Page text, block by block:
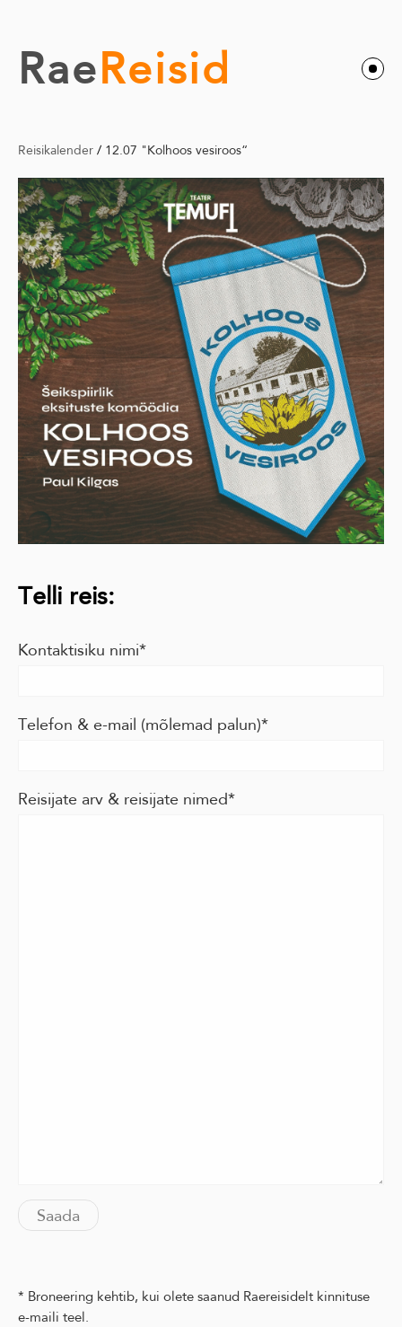
RaeReisid
Reisikalender / 12.07 "Kolhoos vesiroos“
Telli reis:
Kontaktisiku nimi
Telefon & e-mail (mõlemad palun)
Reisijate arv & reisijate nimed
* Broneering kehtib, kui olete saanud Raereisidelt kinnituse
e-maili teel.